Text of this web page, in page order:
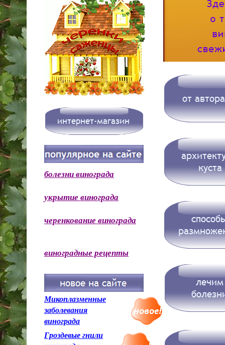
болезни винограда
укрытие винограда
черенкование винограда
виноградные рецепты
Микоплазменные
заболевания
винограда
Гроздевые гнили